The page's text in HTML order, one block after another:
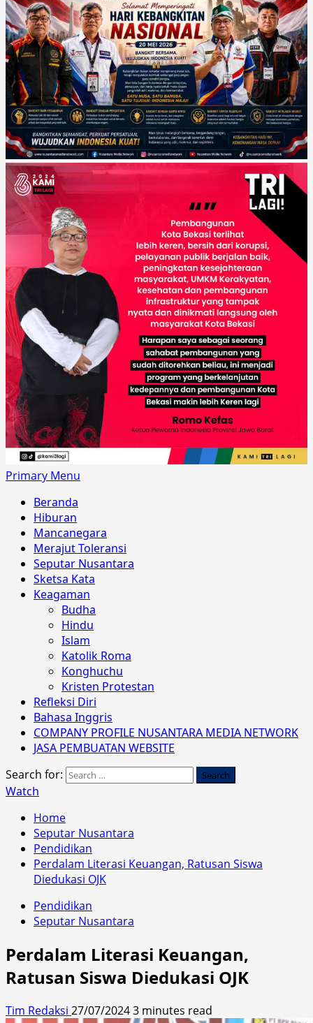
Primary Menu
Beranda
Hiburan
Mancanegara
Merajut Toleransi
Seputar Nusantara
Sketsa Kata
Keagaman
Budha
Hindu
Islam
Katolik Roma
Konghuchu
Kristen Protestan
Refleksi Diri
Bahasa Inggris
COMPANY PROFILE NUSANTARA MEDIA NETWORK
JASA PEMBUATAN WEBSITE
Search for:
Watch
Home
Seputar Nusantara
Pendidikan
Perdalam Literasi Keuangan, Ratusan Siswa
Diedukasi OJK
Pendidikan
Seputar Nusantara
Perdalam Literasi Keuangan,
Ratusan Siswa Diedukasi OJK
Tim Redaksi 27/07/20243 minutes read